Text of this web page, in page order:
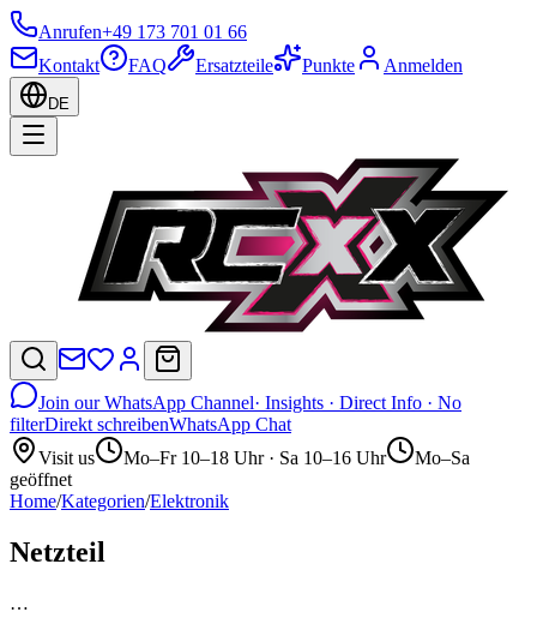
Anrufen+49 173 701 01 66
Kontakt
FAQ Ersatzteile Punkte Anmelden
DE
Join our WhatsApp Channel· Insights · Direct Info · No
filterDirekt schreibenWhatsApp Chat
Visit us
Mo–Fr 10–18 Uhr · Sa 10–16 Uhr
Mo–Sa
geöffnet
Home/Kategorien/Elektronik
Netzteil
…